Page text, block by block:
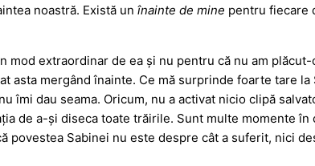
noastră. Există unînainte de mine pentru fiecare
extraordinar de ea și nu pentru că nu am
mergând înainte. Ce mă surprinde foarte tare la
îmi dau seama. Oricum, nu a activat nicio clipă
de a-și diseca toate trăirile. Sunt multe momente
povestea Sabinei nu este despre cât a suferit, nici